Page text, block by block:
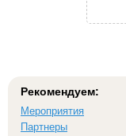
Рекомендуем:
Мероприятия
Партнеры